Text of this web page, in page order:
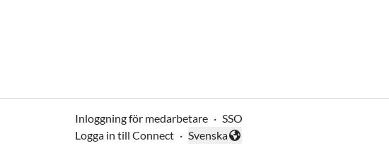
Inloggning för medarbetare · SSO
Logga in till Connect ·
Byt språk
Svenska